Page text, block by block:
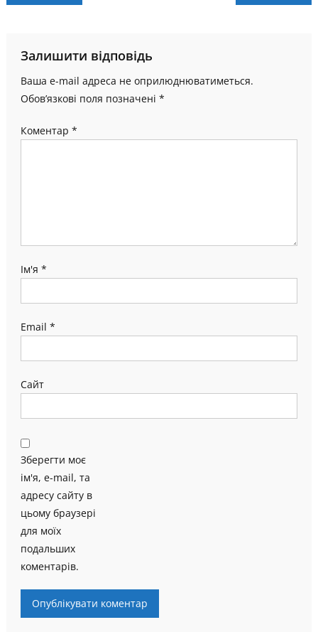
Залишити відповідь
Ваша e-mail адреса не оприлюднюватиметься.
Обов’язкові поля позначені *
Коментар *
Ім'я *
Email *
Сайт
Зберегти моє
ім'я, e-mail, та
адресу сайту в
цьому браузері
для моїх
подальших
коментарів.